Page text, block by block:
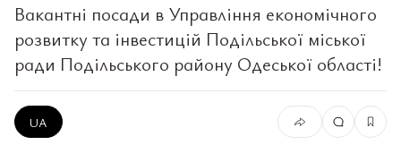
Вакантні посади в Управління економічного
розвитку та інвестицій Подільської міської
ради Подільського району Одеської області!
UA